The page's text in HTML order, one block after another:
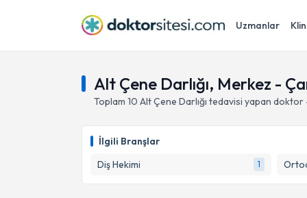
Uzmanlar
Alt Çene Darlığı, Merkez -
Toplam 10 Alt Çene Darlığı tedavisi yapan doktor
İlgili Branşlar
Diş Hekimi
1